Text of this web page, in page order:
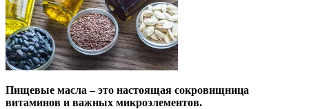
Пищевые масла – это настоящая сокровищница
витаминов и важных микроэлементов.